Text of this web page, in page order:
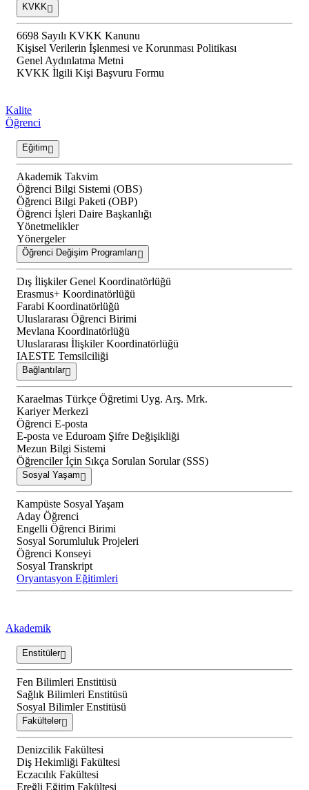
KVKK
6698 Sayılı KVKK Kanunu
Kişisel Verilerin İşlenmesi ve Korunması Politikası
Genel Aydınlatma Metni
KVKK İlgili Kişi Başvuru Formu
Kalite
Öğrenci
Eğitim
Akademik Takvim
Öğrenci Bilgi Sistemi (OBS)
Öğrenci Bilgi Paketi (OBP)
Öğrenci İşleri Daire Başkanlığı
Yönetmelikler
Yönergeler
Öğrenci Değişim Programları
Dış İlişkiler Genel Koordinatörlüğü
Erasmus+ Koordinatörlüğü
Farabi Koordinatörlüğü
Uluslararası Öğrenci Birimi
Mevlana Koordinatörlüğü
Uluslararası İlişkiler Koordinatörlüğü
IAESTE Temsilciliği
Bağlantılar
Karaelmas Türkçe Öğretimi Uyg. Arş. Mrk.
Kariyer Merkezi
Öğrenci E-posta
E-posta ve Eduroam Şifre Değişikliği
Mezun Bilgi Sistemi
Öğrenciler İçin Sıkça Sorulan Sorular (SSS)
Sosyal Yaşam
Kampüste Sosyal Yaşam
Aday Öğrenci
Engelli Öğrenci Birimi
Sosyal Sorumluluk Projeleri
Öğrenci Konseyi
Sosyal Transkript
Oryantasyon Eğitimleri
Akademik
Enstitüler
Fen Bilimleri Enstitüsü
Sağlık Bilimleri Enstitüsü
Sosyal Bilimler Enstitüsü
Fakülteler
Denizcilik Fakültesi
Diş Hekimliği Fakültesi
Eczacılık Fakültesi
Ereğli Eğitim Fakültesi